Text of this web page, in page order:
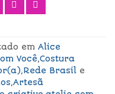
em Alice
Você,Costura
,Rede Brasile
,Artesã